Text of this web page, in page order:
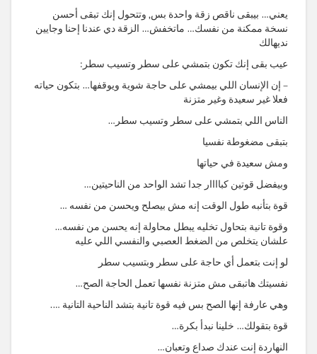
يعني… بيبقى ناقص زقة واحدة بس, وتتحول إنك تبقى أحسن
نسخة ممكنة من نفسك… ماتخفش… الزقة دي عندنا إحنا وجايين
نديهالك
عيب بقى إنك تكون بتمشي على سطر وتسيب سطر:
– إن الإنسان اللي بيمشي على حاجة شوية ويوقفها… بتكون حياته
فعلا غير سعيدة وغير متزنة
الناس اللي بتمشي على سطر وتسيب سطر…
بتبقى مضغوطة نفسيا
ومش سعيدة في حياتها
وبيفضل قوتين كباااار جدا تشد الواحد من الناحيتين…
قوة بتأنبه طول الوقت إنه مش بيصلح ويحسن من نفسه …
وقوة تانية بتحاول تخليه يبطل محاولة إنه يحسن من نفسه…
علشان يتخلص من الضغط العصبي والنفسي اللي عليه
لو إنت بتعمل أي حاجة على سطر وبتسيب سطر
نفسيتك هاتبقى مش متزنة نفسها تعمل الحاجة الصح…
وهي عارفة إنها الصح بس فيه قوة تانية بتشد الناحية التانية ….
قوة بتقولك… خلينا نبدأ بكرة…
النهاردة إنت عندك صداع وتعبان…